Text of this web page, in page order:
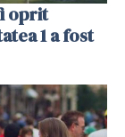
oprit
1 a fost